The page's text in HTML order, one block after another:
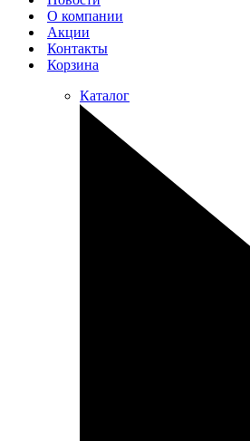
О компании
Акции
Контакты
Корзина
Каталог